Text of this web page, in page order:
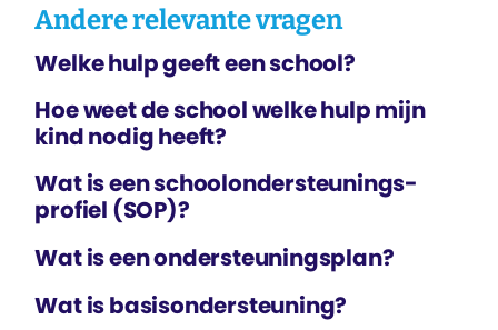
Andere relevante vragen
Welke hulp geeft een school?
Hoe weet de school welke hulp mijn
kind nodig heeft?
Wat is een school­ondersteunings­
profiel (SOP)?
Wat is een ondersteunings­plan?
Wat is basis­ondersteuning?